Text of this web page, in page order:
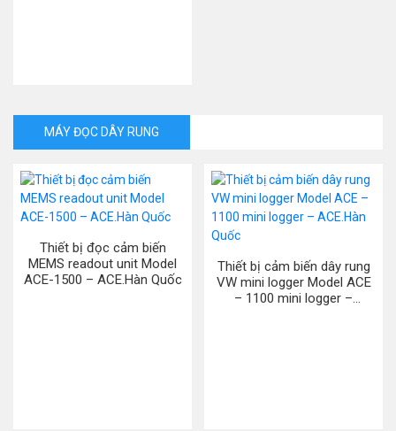
MÁY ĐỌC DÂY RUNG
Thiết bị đọc cảm biến
MEMS readout unit Model
ACE-1500 – ACE.Hàn Quốc
Thiết bị cảm biến dây rung
VW mini logger Model ACE
– 1100 mini logger –